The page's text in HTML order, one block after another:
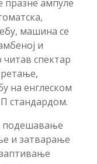
празне ампуле
машина се
и
читав спектар
на енглеском
стандардом.
подешавање
и затварање